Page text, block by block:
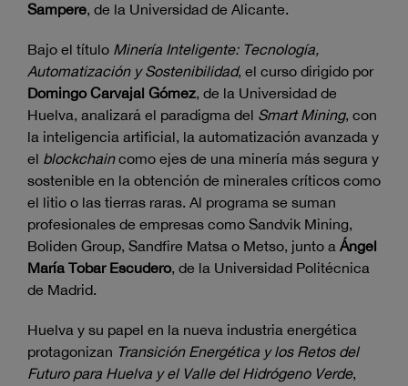
Sampere, de la Universidad de Alicante.
Bajo el título Minería Inteligente: Tecnología,
Automatización y Sostenibilidad, el curso dirigido por
Domingo Carvajal Gómez, de la Universidad de
Huelva, analizará el paradigma del Smart Mining, con
la inteligencia artificial, la automatización avanzada y
el blockchaincomo ejes de una minería más segura y
sostenible en la obtención de minerales críticos como
el litio o las tierras raras. Al programa se suman
profesionales de empresas como Sandvik Mining,
Boliden Group, Sandfire Matsa o Metso, junto a Ángel
María Tobar Escudero, de la Universidad Politécnica
de Madrid.
Huelva y su papel en la nueva industria energética
protagonizan Transición Energética y los Retos del
Futuro para Huelva y el Valle del Hidrógeno Verde,